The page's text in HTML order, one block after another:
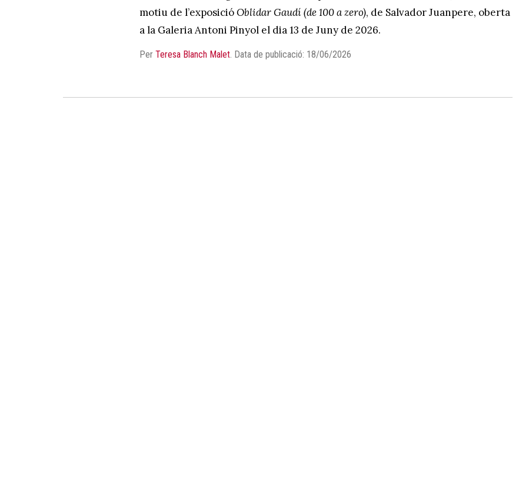
motiu de l’exposicióOblidar Gaudí (de 100 a zero), de Salvador Juanpere, oberta
a la Galeria Antoni Pinyol el dia 13 de Juny de 2026.
Per Teresa Blanch Malet. Data de publicació: 18/06/2026